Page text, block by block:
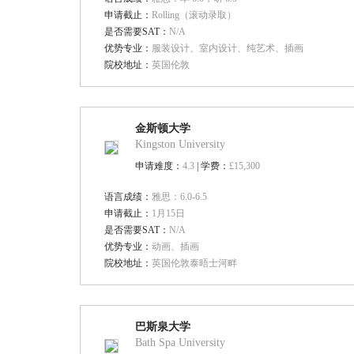
申请截止：Rolling（滚动录取）
是否需要SAT：N/A
优势专业： 服装设计、室内设计、纯艺术、插画
院校地址：英国伦敦
金斯顿大学
Kingston University
申请难度：4.3 | 学费：£15,300
语言成绩： 雅思：6.0-6.5
申请截止： 1月15日
是否需要SAT：N/A
优势专业：动画、插画
院校地址：英国伦敦泰晤士河畔
巴斯泉大学
Bath Spa University